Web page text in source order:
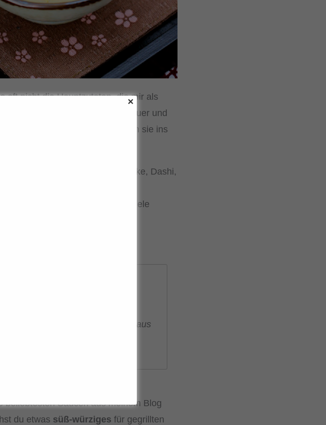
oft nicht die Hauptzutaten, die mir als
Balance aus salzig, süß, sauer und
versteckt. Genau dort kommen sie ins
oder zitronig-frisch.
Sojasauce, Mirin, Sake, Dashi,
an Gewürzen – ein kleines
dem kannst du überraschend viele
mit gerade mal 4 bis 6 Zutaten aus
beliebtesten Saucen aus meinem Blog
du etwas süß-würziges für gegrillten